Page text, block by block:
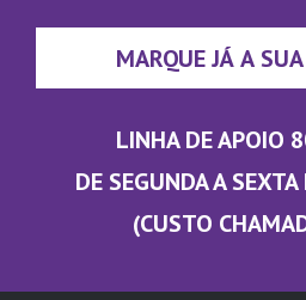
MARQUE JÁ A
LINHA DE APOIO
DE SEGUNDA A
(CUSTO